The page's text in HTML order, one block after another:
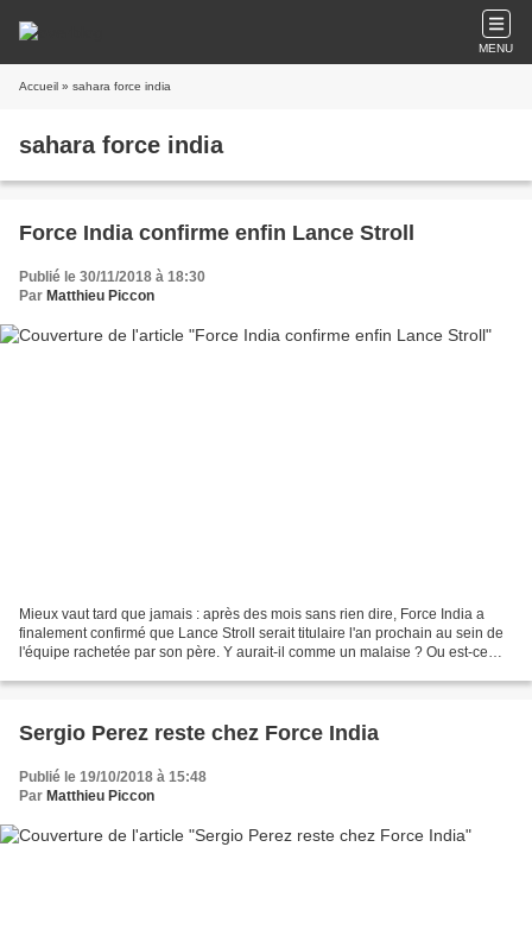
MENU
Accueil » sahara force india
sahara force india
Force India confirme enfin Lance Stroll
Publié le 30/11/2018 à 18:30
Par Matthieu Piccon
Mieux vaut tard que jamais : après des mois sans rien dire, Force India a
finalement confirmé que Lance Stroll serait titulaire l'an prochain au sein de
l'équipe rachetée par son père. Y aurait-il comme un malaise ? Ou est-ce
Sergio Perez reste chez Force India
Publié le 19/10/2018 à 15:48
Par Matthieu Piccon